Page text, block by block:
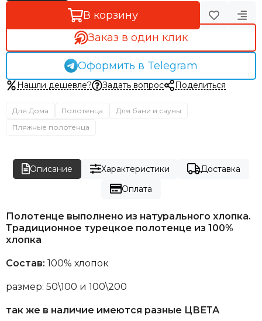
В корзину
Заказ в один клик
Оформить в Telegram
Нашли дешевле? Задать вопрос Поделиться
Для Дома Полотенца
Для бани и сауны
Пляжные полотенца
Описание Характеристики
Доставка
Оплата
Полотенце выполнено из натурального хлопка.
Традиционное турецкое полотенце из 100%
хлопка
Состав: 100% хлопок
размер: 50\100 и 100\200
так же в наличие имеются разные ЦВЕТА